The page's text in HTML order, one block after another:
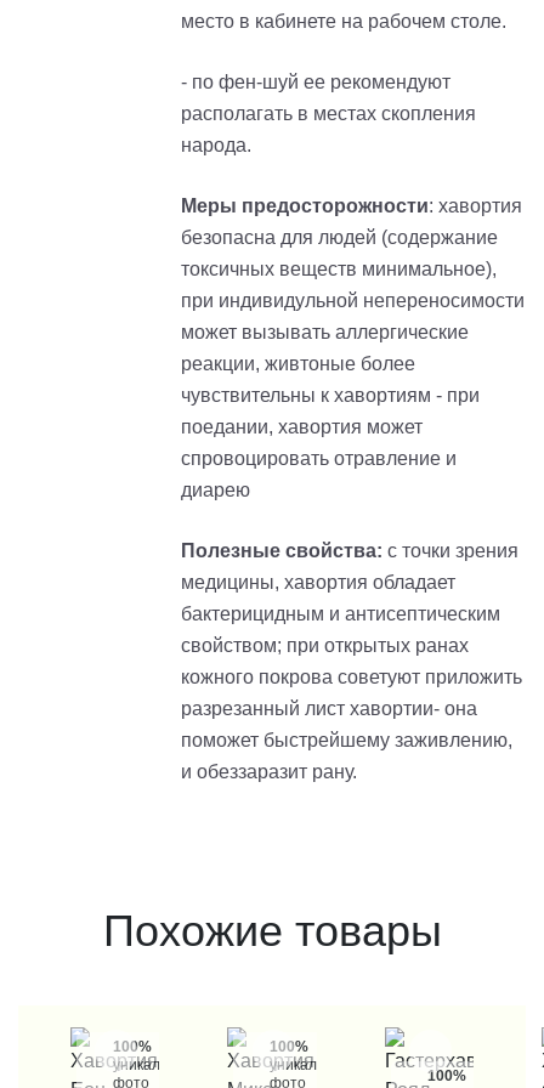
место в кабинете на рабочем столе.
- по фен-шуй ее рекомендуют
располагать в местах скопления
народа.
Меры предосторожности: хавортия
безопасна для людей (содержание
токсичных веществ минимальное),
при индивидульной непереносимости
может вызывать аллергические
реакции, живтоные более
чувствительны к хавортиям - при
поедании, хавортия может
спровоцировать отравление и
диарею
Полезные свойства: с точки зрения
медицины, хавортия обладает
бактерицидным и антисептическим
свойством; при открытых ранах
кожного покрова советуют приложить
разрезанный лист хавортии- она
поможет быстрейшему заживлению,
и обеззаразит рану.
Похожие товары
100%
уникальные
фото
100%
уникальные
фото
100%